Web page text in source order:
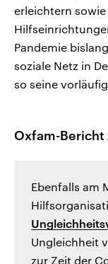
erleichtern
Pandemie
soziale Netz in
so seine
Oxfam-Bericht
Ebenfalls am
Ungleichheit
zur Zeit der